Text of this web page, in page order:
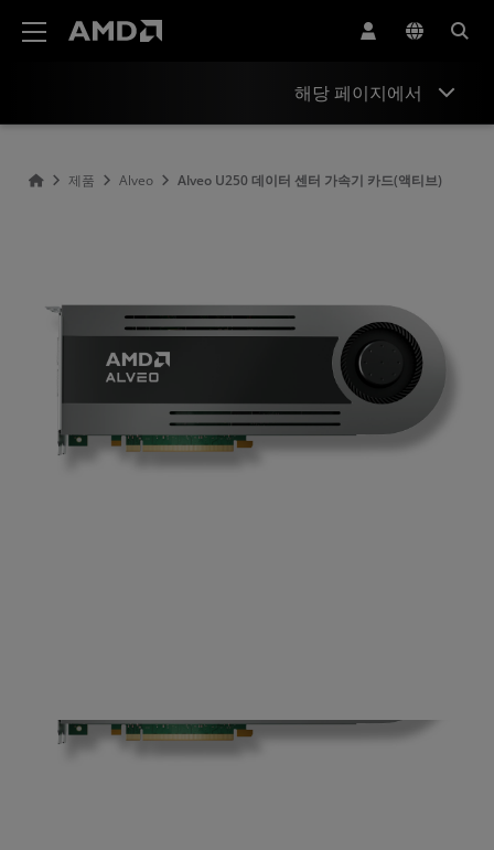
해당 페이지에서
제품 Alveo Alveo U250 데이터 센터 가속기 카드(액티브)